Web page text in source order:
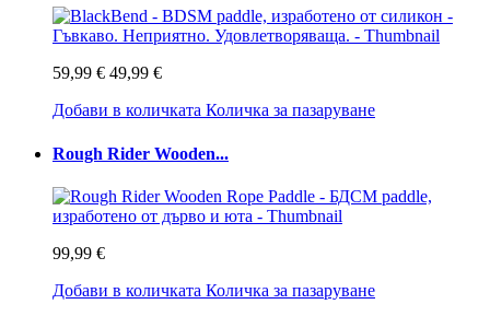
59,99 € 49,99 €
Добави в количката Количка за пазаруване
Rough Rider Wooden...
99,99 €
Добави в количката Количка за пазаруване